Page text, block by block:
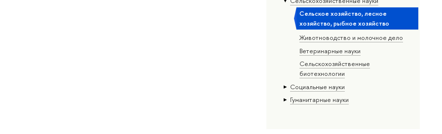
Сельское хозяйство, лесное
хозяйство, рыбное хозяйство
Животноводство и молочное дело
Ветеринарные науки
Сельскохозяйственные
биотехнологии
Социальные науки
Гуманитарные науки